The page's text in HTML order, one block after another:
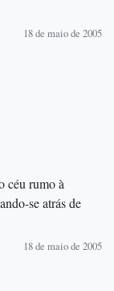
18 de maio de 2005
céu rumo à
se atrás de
18 de maio de 2005